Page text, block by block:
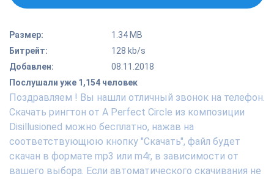
Размер:
1.34 MB
Битрейт:
128 kb/s
Добавлен:
08.11.2018
Послушали уже 1,154 человек
Поздравляем ! Вы нашли отличный звонок на телефон.
Скачать рингтон от A Perfect Circle из композиции
Disillusioned можно бесплатно, нажав на
соответствующюю кнопку "Скачать", файл будет
скачан в формате mp3 или m4r, в зависимости от
вашего выбора. Если автоматического скачивания не